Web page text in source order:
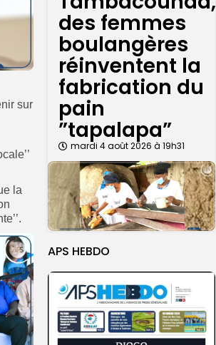
des femmes
boulangères
réinventent la
fabrication du
pain
”tapalapa”
mardi 4 août 2026 à 19h31
APS HEBDO
sur
la